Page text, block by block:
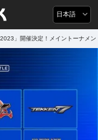
日本語
」開催決定！メイントーナメン